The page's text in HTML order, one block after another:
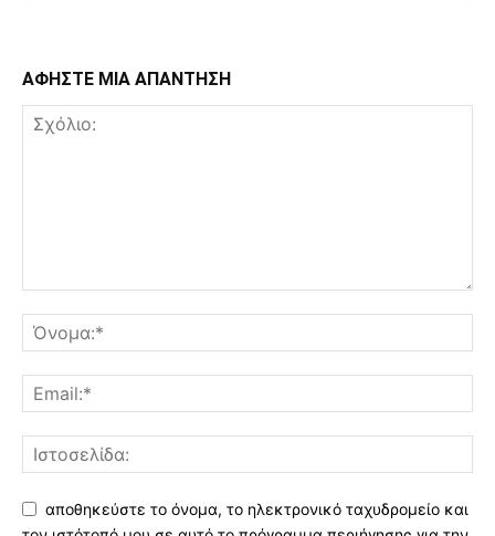
ΑΦΗΣΤΕ ΜΙΑ ΑΠΑΝΤΗΣΗ
αποθηκεύστε το όνομα, το ηλεκτρονικό ταχυδρομείο και